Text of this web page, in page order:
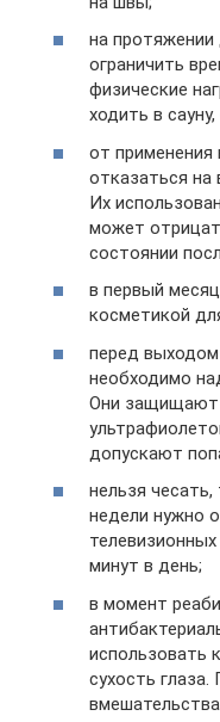
на протяжении
ограничить
физические
ходить в
от применения
отказаться на
Их
может
состоянии
в первый
косметикой
перед выходом
необходимо
Они защищают
допускают
нельзя
недели нужно
минут в день;
в момент
использовать
сухость глаза.